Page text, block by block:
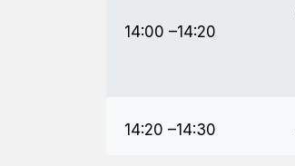
14:00 –14:20
14:20 –14:30